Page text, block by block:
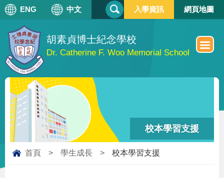
胡素貞博士紀念學校
Dr. Catherine F. Woo Memorial School
ENG 中文 搜
尋
單
入學資訊 網頁地圖
校本學習支援
首頁 > 學生成長 > 校本學習支援